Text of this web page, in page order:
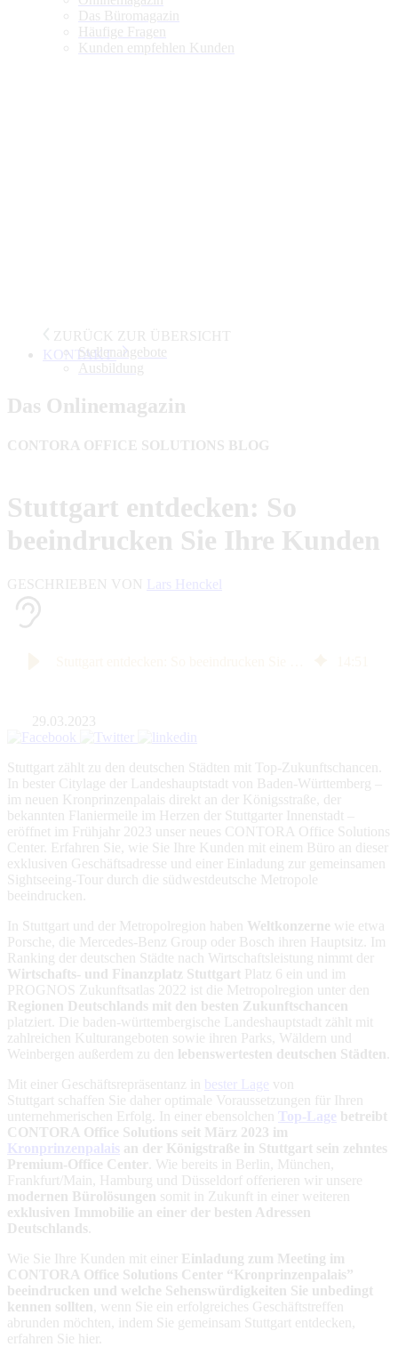
Das Büromagazin
Häufige Fragen
Kunden empfehlen Kunden
ZURÜCK ZUR ÜBERSICHT
Stellenangebote
Ausbildung
KONTAKT
Das Onlinemagazin
CONTORA OFFICE SOLUTIONS BLOG
Stuttgart entdecken: So
beeindrucken Sie Ihre Kunden
GESCHRIEBEN VON Lars Henckel
29.03.2023
Stuttgart zählt zu den deutschen Städten mit Top-Zukunftschancen.
In bester Citylage der Landeshauptstadt von Baden-Württemberg –
im neuen Kronprinzenpalais direkt an der Königsstraße, der
bekannten Flaniermeile im Herzen der Stuttgarter Innenstadt –
eröffnet im Frühjahr 2023 unser neues CONTORA Office Solutions
Center. Erfahren Sie, wie Sie Ihre Kunden mit einem Büro an dieser
exklusiven Geschäftsadresse und einer Einladung zur gemeinsamen
Sightseeing-Tour durch die südwestdeutsche Metropole
beeindrucken.
In Stuttgart und der Metropolregion haben Weltkonzerne wie etwa
Porsche, die Mercedes-Benz Group oder Bosch ihren Hauptsitz. Im
Ranking der deutschen Städte nach Wirtschaftsleistung nimmt der
Wirtschafts- und Finanzplatz Stuttgart Platz 6 ein und im
PROGNOS Zukunftsatlas 2022 ist die Metropolregion unter den
Regionen Deutschlands mit den besten Zukunftschancen
platziert. Die baden-württembergische Landeshauptstadt zählt mit
zahlreichen Kulturangeboten sowie ihren Parks, Wäldern und
Weinbergen außerdem zu den lebenswertesten deutschen Städten
Mit einer Geschäftsrepräsentanz in bester Lage von
Stuttgart schaffen Sie daher optimale Voraussetzungen für Ihren
unternehmerischen Erfolg. In einer ebensolchen Top-Lage betreibt
CONTORA Office Solutions seit März 2023 im
Kronprinzenpalais an der Königstraße in Stuttgart sein zehntes
Premium-Office Center
. Wie bereits in Berlin, München,
Frankfurt/Main, Hamburg und Düsseldorf offerieren wir unsere
modernen Bürolösungen somit in Zukunft in einer weiteren
exklusiven Immobilie an einer der besten Adressen
Deutschlands
Wie Sie Ihre Kunden mit einer
Einladung zum Meeting im
CONTORA Office Solutions Center “Kronprinzenpalais”
beeindrucken und welche Sehenswürdigkeiten Sie unbedingt
kennen sollten , wenn Sie ein erfolgreiches Geschäftstreffen
abrunden möchten, indem Sie gemeinsam Stuttgart entdecken,
erfahren Sie hier.